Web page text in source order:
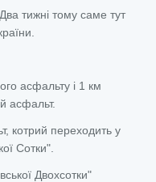
тижні тому саме тут
асфальту і 1 км
асфальт.
котрий переходить у
Сотки".
Двохсотки"